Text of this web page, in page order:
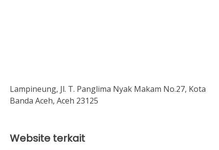
Lampineung, Jl. T. Panglima Nyak Makam No.27, Kota
Banda Aceh, Aceh 23125
Website terkait